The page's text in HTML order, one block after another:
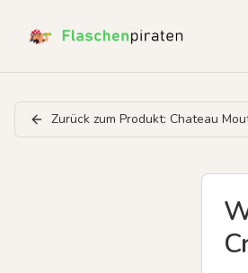
Zurück zum Produkt: Chateau